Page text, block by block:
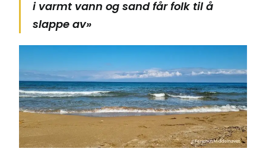
i varmt vann og sand får folk til å
slappe av»